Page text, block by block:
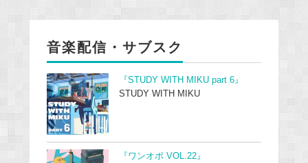
音楽配信・サブスク
『STUDY WITH MIKU part 6』
STUDY WITH MIKU
『ワンオポ VOL.22』